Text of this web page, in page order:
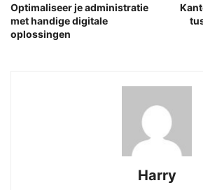
Optimaliseer je administratie
met handige digitale
oplossingen
Harry